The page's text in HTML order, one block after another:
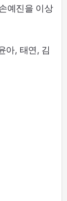
예진을 이상
아, 태연, 김